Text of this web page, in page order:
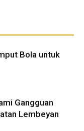
Bola untuk
Gangguan
Lembeyan